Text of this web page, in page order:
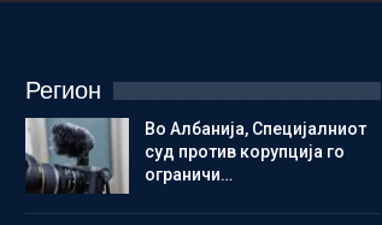
Регион
Во Албанија, Специјалниот
суд против корупција го
ограничи…